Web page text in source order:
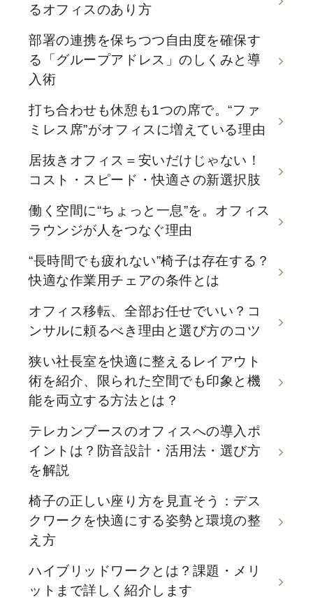
るオフィスのあり方
部署の連携を保ちつつ自由度を確保す
る「グループアドレス」のしくみと導
入術
打ち合わせも休憩も1つの席で。“ファ
ミレス席”がオフィスに増えている理由
居抜きオフィス＝安いだけじゃない！
コスト・スピード・快適さの新選択肢
働く空間に“ちょっと一息”を。オフィス
ラウンジが人をつなぐ理由
“長時間でも疲れない”椅子は存在する？
快適な作業用チェアの条件とは
オフィス移転、全部お任せでいい？コ
ンサルに頼るべき理由と選び方のコツ
狭い社長室を快適に整えるレイアウト
術を紹介、限られた空間でも印象と機
能を両立する方法とは？
テレカンブースのオフィスへの導入ポ
イントは？防音設計・活用法・選び方
を解説
椅子の正しい座り方を見直そう：デス
クワークを快適にする姿勢と環境の整
え方
ハイブリッドワークとは？課題・メリ
ットまで詳しく紹介します